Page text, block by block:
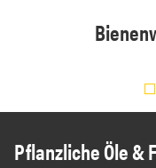
Pflanzliche Öle &